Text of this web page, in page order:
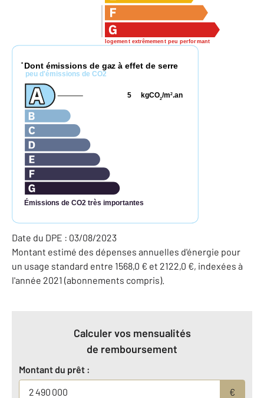
logement extrêmement peu performant
* Dont émissions de gaz à effet de serre
peu d'émissions de CO2
Émissions de CO2 très importantes
kgCO2/m2.an
5
Date du DPE : 03/08/2023
Montant estimé des dépenses annuelles d'énergie pour
un usage standard entre 1568,0 € et 2122,0 €, indexées à
l'année 2021 (abonnements compris).
Calculer vos mensualités
de remboursement
Montant du prêt :
€